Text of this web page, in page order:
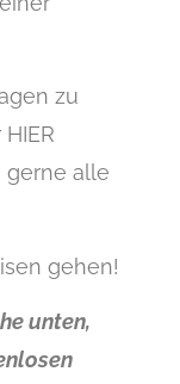
zu
gerne alle
gehen!
unten,